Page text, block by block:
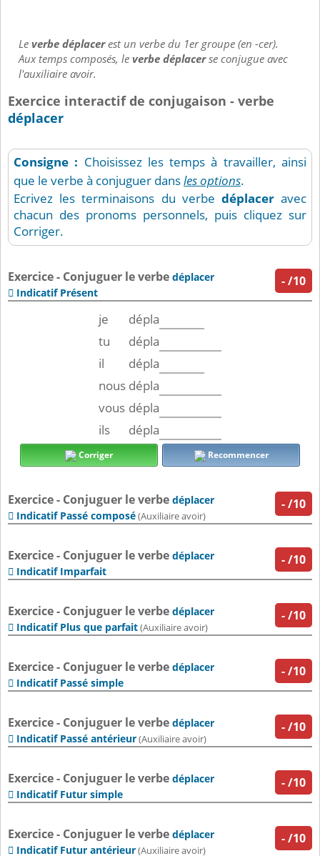
Leverbe déplacerest un verbe du 1er groupe (en -cer).
Aux temps composés, leverbe déplacerse conjugue avec
l'auxiliaire avoir.
Exercice interactif de conjugaison - verbe
déplacer
Consigne : Choisissez les temps à travailler, ainsi
que le verbe à conjuguer dansles options.
Ecrivez les terminaisons du verbe déplaceravec
chacun des pronoms personnels, puis cliquez sur
Corriger.
-/10
Exercice - Conjuguer le verbe déplacer
 Indicatif Présent
je
dépla
tu
dépla
il
dépla
nous dépla
vous dépla
ils
dépla
Corriger Recommencer
-/10
Exercice - Conjuguer le verbe déplacer
 Indicatif Passé composé(Auxiliaire avoir)
-/10
Exercice - Conjuguer le verbe déplacer
 Indicatif Imparfait
-/10
Exercice - Conjuguer le verbe déplacer
 Indicatif Plus que parfait(Auxiliaire avoir)
-/10
Exercice - Conjuguer le verbe déplacer
 Indicatif Passé simple
-/10
Exercice - Conjuguer le verbe déplacer
 Indicatif Passé antérieur(Auxiliaire avoir)
-/10
Exercice - Conjuguer le verbe déplacer
 Indicatif Futur simple
-/10
Exercice - Conjuguer le verbe déplacer
 Indicatif Futur antérieur(Auxiliaire avoir)